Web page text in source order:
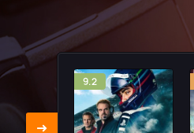
9.2